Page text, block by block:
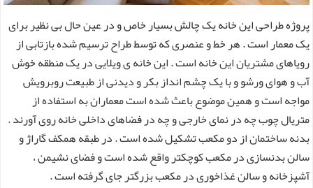
پروژه طراحی این خانه یک چالش بسیار خاص و در عین حال بی نظیر برای
یک معمار است . هر خط و عنصری که توسط طراح ترسیم شده بازتابی از
رویاهای مشتریان این خانه است . این خانه ی ویلایی در یک منطقه خوش
آب و هوای ورشو و با یک چشم انداز بکر و دیدنی از طبیعت روبرویش
مواجه است و همین موضوع باعث شده است معماران به استفاده از
متریال چوب چه در نمای خارجی و چه در فضاهای داخلی خانه روی آورند .
بدنه ساختمان از دو مکعب تشکیل شده است . در طبقه همکف گاراژ و
سالن بدنسازی در مکعب کوچکتر واقع شده است و فضای نشیمن ،
آشپزخانه و سالن غذاخوری در مکعب بزرگتر جای گرفته است .